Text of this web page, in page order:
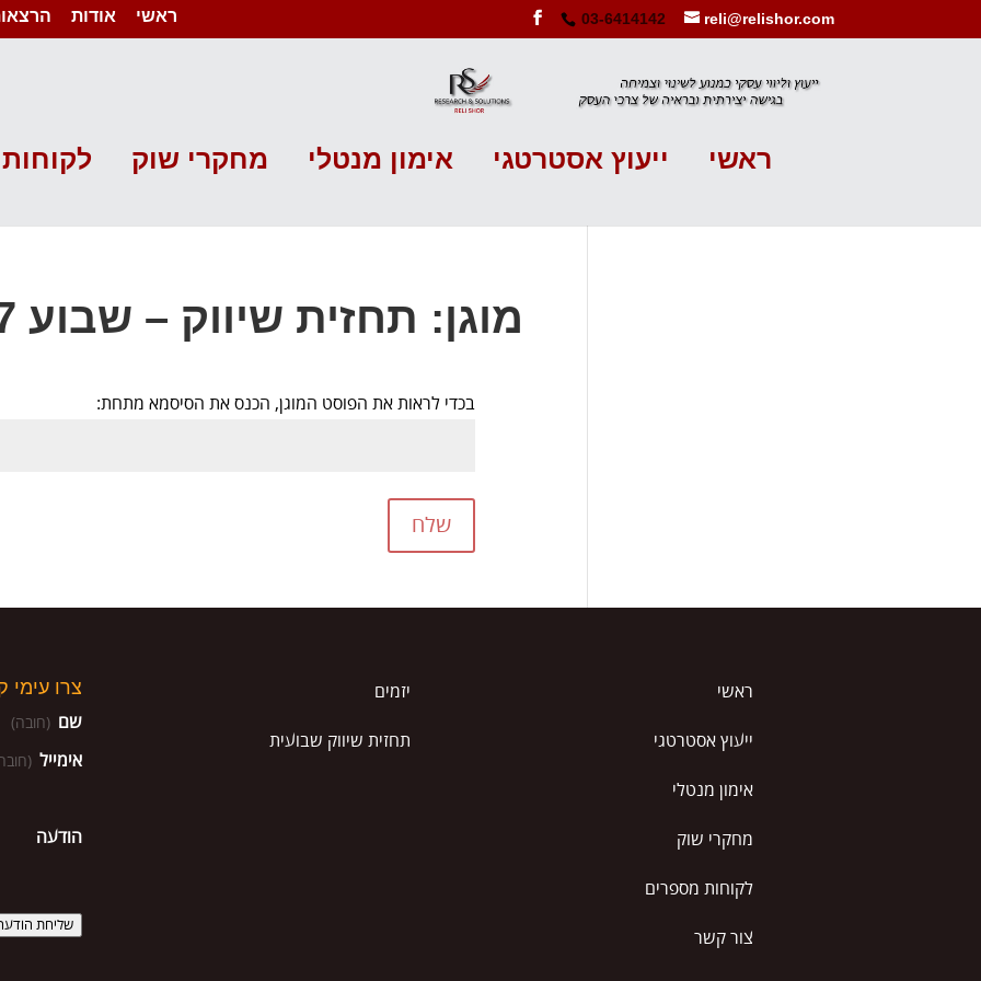
03-6414142 reli@relishor.com ראשי אודות
ראשי ייעוץ אסטרטגי אימון מנטלי מחקרי שוק
מוגן: תחזית שיווק – שבוע 37 שנת 2014
בכדי לראות את הפוסט המוגן, הכנס את הסיסמא מתחת:
שלח
ראשי
ייעוץ אסטרטגי
אימון מנטלי
מחקרי שוק
לקוחות מספרים
צור קשר
יזמים
תחזית שיווק שבועית
צרו עימי
שם (חובה)
אימייל
הודעה
שליחת